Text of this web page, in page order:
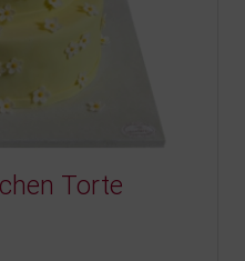
Torte